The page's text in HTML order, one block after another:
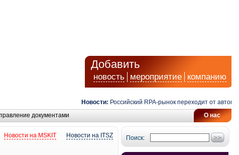
Добавить
новость мероприятие компанию
Новости: Российский RPA-рынок переходит от
О нас
документами
Поиск:
Новости на ITSZ
Новости на MSKIT